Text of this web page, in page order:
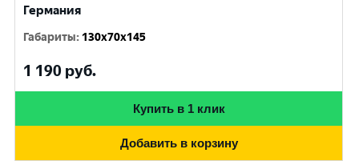
Германия
Габариты: 130x70x145
1 190 руб.
Купить в 1 клик
Добавить в корзину